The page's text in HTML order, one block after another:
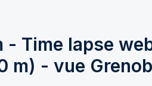
Time lapse
m) - vue